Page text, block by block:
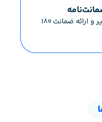
تست دستگاه پس از تعمیر و ارائه ضمانت ۱۸۰